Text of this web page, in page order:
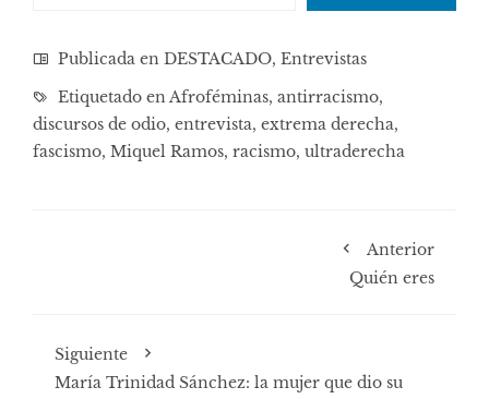
Publicada en DESTACADO, Entrevistas
Etiquetado enAfroféminas, antirracismo,
discursos de odio, entrevista, extrema derecha,
fascismo, Miquel Ramos, racismo, ultraderecha
Anterior
Quién eres
Siguiente
María Trinidad Sánchez: la mujer que dio su